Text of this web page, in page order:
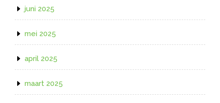
juni 2025
mei 2025
april 2025
maart 2025